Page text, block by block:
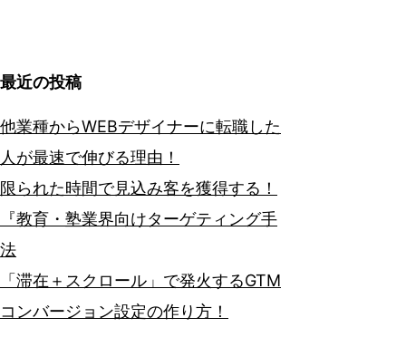
最近の投稿
他業種からWEBデザイナーに転職した
人が最速で伸びる理由！
限られた時間で見込み客を獲得する！
『教育・塾業界向けターゲティング手
法
「滞在＋スクロール」で発火するGTM
コンバージョン設定の作り方！